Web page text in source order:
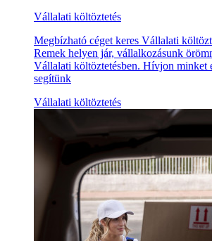
Vállalati költöztetés
Megbízható céget keres Vállalati
Remek helyen jár, vállalkozásunk
Vállalati költöztetésben. Hívjon minket
segítünk
Vállalati költöztetés